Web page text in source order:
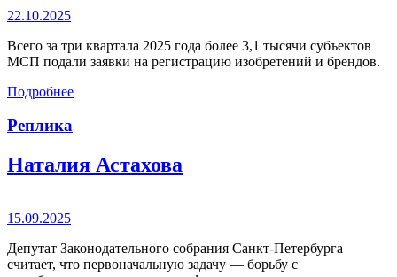
22.10.2025
Всего за три квартала 2025 года более 3,1 тысячи субъектов
МСП подали заявки на регистрацию изобретений и брендов.
Подробнее
Реплика
Наталия Астахова
15.09.2025
Депутат Законодательного собрания Санкт-Петербурга
считает, что первоначальную задачу — борьбу с